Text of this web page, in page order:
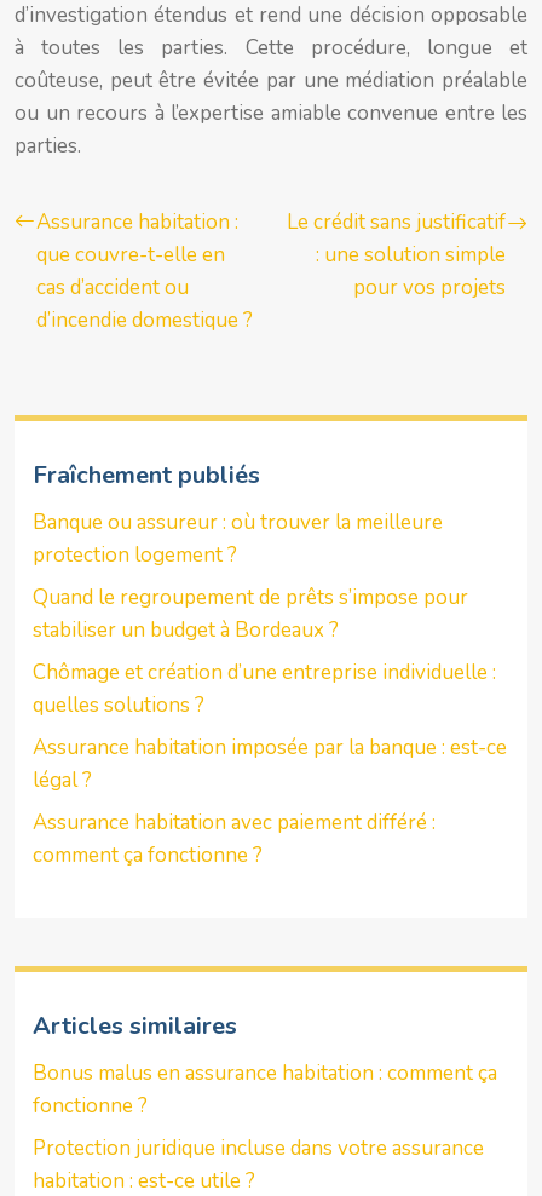
d’investigation étendus et rend une décision opposable
à toutes les parties. Cette procédure, longue et
coûteuse, peut être évitée par une médiation préalable
ou un recours à l’expertise amiable convenue entre les
parties.
Assurance habitation :
que couvre-t-elle en
cas d’accident ou
d’incendie domestique ?
Le crédit sans justificatif
: une solution simple
pour vos projets
Fraîchement publiés
Banque ou assureur : où trouver la meilleure
protection logement ?
Quand le regroupement de prêts s’impose pour
stabiliser un budget à Bordeaux ?
Chômage et création d’une entreprise individuelle :
quelles solutions ?
Assurance habitation imposée par la banque : est-ce
légal ?
Assurance habitation avec paiement différé :
comment ça fonctionne ?
Articles similaires
Bonus malus en assurance habitation : comment ça
fonctionne ?
Protection juridique incluse dans votre assurance
habitation : est-ce utile ?